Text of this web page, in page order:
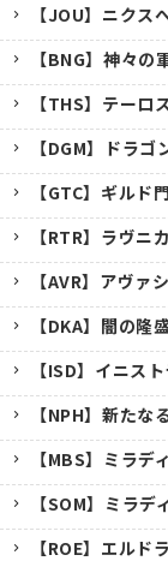
【JOU】ニクス
【BNG】神々の
【THS】テーロ
【DGM】ドラゴ
【GTC】ギルド
【RTR】ラヴニ
【AVR】アヴァ
【DKA】闇の隆
【ISD】イニス
【NPH】新たな
【MBS】ミラデ
【SOM】ミラデ
【ROE】エルド